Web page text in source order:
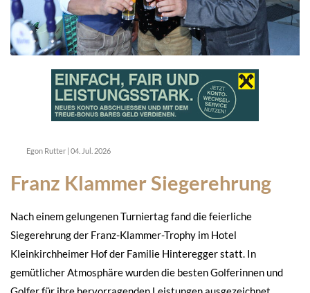
Egon Rutter | 04. Jul. 2026
Franz Klammer Siegerehrung
Nach einem gelungenen Turniertag fand die feierliche
Siegerehrung der Franz-Klammer-Trophy im Hotel
Kleinkirchheimer Hof der Familie Hinteregger statt. In
gemütlicher Atmosphäre wurden die besten Golferinnen und